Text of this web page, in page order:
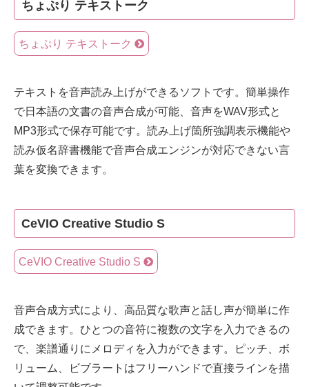
ちょぷり テキストーク
ちょぷり テキストーク
テキストを音声読み上げができるソフトです。簡単操作
で日本語の文書の音声合成が可能、音声をWAV形式と
MP3形式で保存可能です。読み上げ箇所強調表示機能や
読み仮名辞書機能で音声合成エンジンが対応できない言
葉を変換できます。
CeVIO Creative Studio S
CeVIO Creative Studio S
音声合成方式により、高品質な歌声と話し声が簡単に作
成できます。ひとつの音符に複数の文字を入力できるの
で、楽譜通りにメロディを入力ができます。ピッチ、ボ
リューム、ビブラートはフリーハンドで直接ラインを描